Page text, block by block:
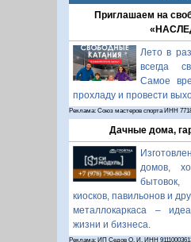
Приглашаем на
Лето в
всегда
Самое
прохладу и провести
Реклама: Союз мастеров спорта ИНН
Дачные дома,
домов,
киосков, павильонов и
металлокаркаса –
жизни и бизнеса.
Реклама: ИП Седов О. И. ИНН